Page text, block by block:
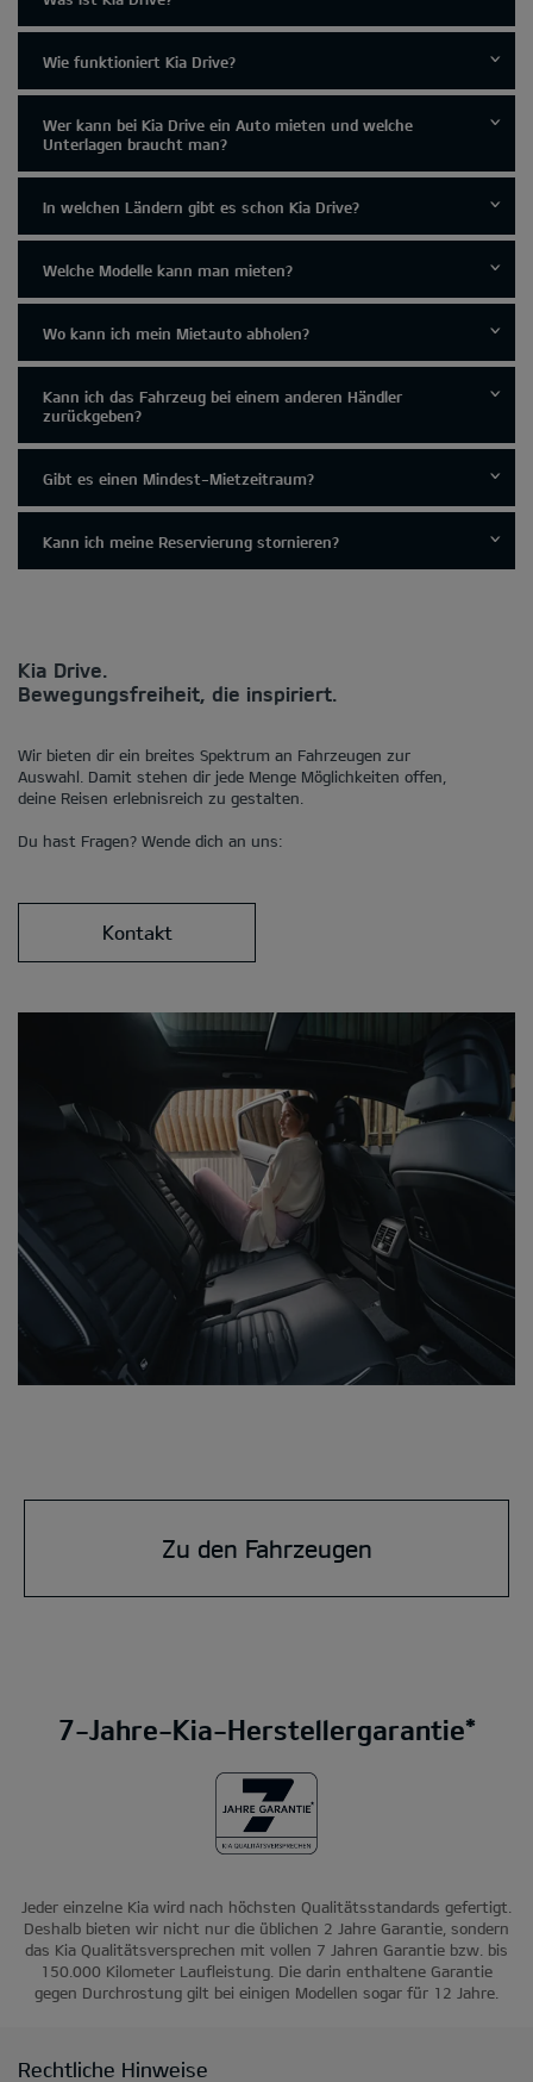
Wie funktioniert Kia Drive?
Wer kann bei Kia Drive ein Auto mieten und welche
Unterlagen braucht man?
In welchen Ländern gibt es schon Kia Drive?
Welche Modelle kann man mieten?
Wo kann ich mein Mietauto abholen?
Kann ich das Fahrzeug bei einem anderen Händler
zurückgeben?
Gibt es einen Mindest-Mietzeitraum?
Kann ich meine Reservierung stornieren?
Kia Drive.
Bewegungsfreiheit, die inspiriert.
Wir bieten dir ein breites Spektrum an Fahrzeugen zur
Auswahl. Damit stehen dir jede Menge Möglichkeiten offen,
deine Reisen erlebnisreich zu gestalten.
Du hast Fragen? Wende dich an uns:
Kontakt
Zu den Fahrzeugen
7-Jahre-Kia-Herstellergarantie*
Jeder einzelne Kia wird nach höchsten Qualitätsstandards gefertigt.
Deshalb bieten wir nicht nur die üblichen 2 Jahre Garantie, sondern
das Kia Qualitätsversprechen mit vollen 7 Jahren Garantie bzw. bis
150.000 Kilometer Laufleistung. Die darin enthaltene Garantie
gegen Durchrostung gilt bei einigen Modellen sogar für 12 Jahre.
Rechtliche Hinweise